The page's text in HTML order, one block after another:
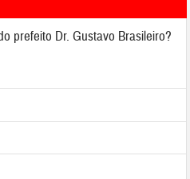
prefeito Dr. Gustavo Brasileiro?